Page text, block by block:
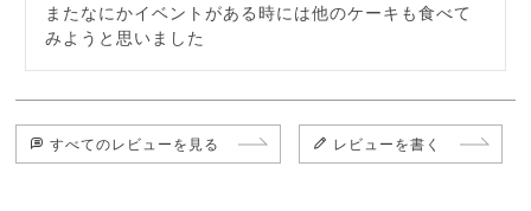
またなにかイベントがある時には他のケーキも食べて
みようと思いました
すべてのレビューを見る レビューを書く